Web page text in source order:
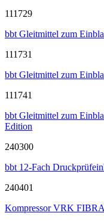
111729
bbt Gleitmittel zum
111731
bbt Gleitmittel zum
111741
bbt Gleitmittel zum
Edition
240300
bbt 12-Fach
240401
Kompressor VRK